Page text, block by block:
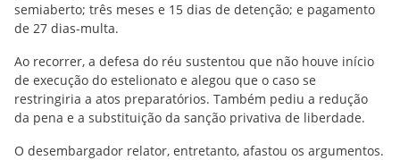
semiaberto; três meses e 15 dias de detenção; e pagamento
de 27 dias-multa.
Ao recorrer, a defesa do réu sustentou que não houve início
de execução do estelionato e alegou que o caso se
restringiria a atos preparatórios. Também pediu a redução
da pena e a substituição da sanção privativa de liberdade.
O desembargador relator, entretanto, afastou os argumentos.